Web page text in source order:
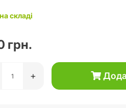
складі
грн.
+